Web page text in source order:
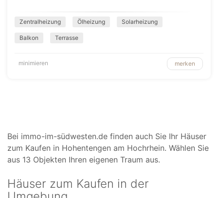
Zentralheizung Ölheizung Solarheizung
Balkon Terrasse
minimieren merken
Bei immo-im-südwesten.de finden auch Sie Ihr Häuser
zum Kaufen in Hohentengen am Hochrhein. Wählen Sie
aus 13 Objekten Ihren eigenen Traum aus.
Häuser zum Kaufen in der